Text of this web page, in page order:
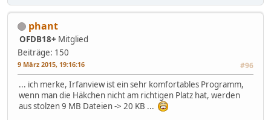
phant
OFDB18+ Mitglied
Beiträge: 150
9 März 2015, 19:16:16 #96
... ich merke, Irfanview ist ein sehr komfortables Programm,
wenn man die Häkchen nicht am richtigen Platz hat, werden
aus stolzen 9 MB Dateien -> 20 KB ...